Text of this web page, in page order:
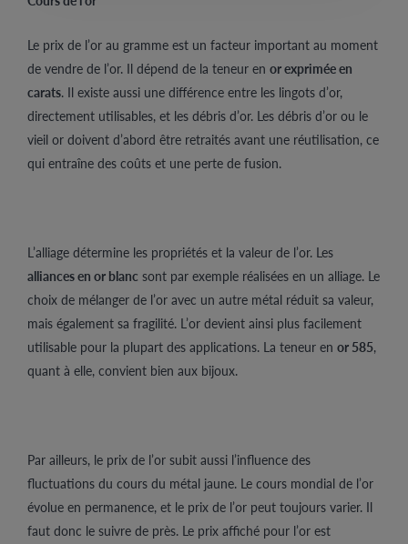
Le prix de l’or au gramme est un facteur important au moment
de vendre de l’or. Il dépend de la teneur en or exprimée en
carats. Il existe aussi une différence entre les lingots d’or,
directement utilisables, et les débris d’or. Les débris d’or ou le
vieil or doivent d’abord être retraités avant une réutilisation, ce
qui entraîne des coûts et une perte de fusion.
L’alliage détermine les propriétés et la valeur de l’or. Les
alliances en or blanc sont par exemple réalisées en un alliage. Le
choix de mélanger de l’or avec un autre métal réduit sa valeur,
mais également sa fragilité. L’or devient ainsi plus facilement
utilisable pour la plupart des applications. La teneur en or 585,
quant à elle, convient bien aux bijoux.
Par ailleurs, le prix de l’or subit aussi l’influence des
fluctuations du cours du métal jaune. Le cours mondial de l’or
évolue en permanence, et le prix de l’or peut toujours varier. Il
faut donc le suivre de près. Le prix affiché pour l’or est